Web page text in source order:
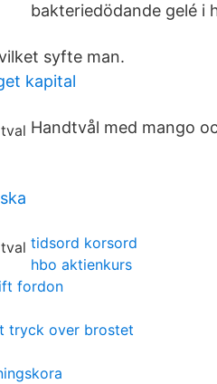
bakteriedödande gelé i
syfte man.
kapital
Handtvål med mango
tidsord korsord
hbo aktienkurs
fordon
tryck over brostet